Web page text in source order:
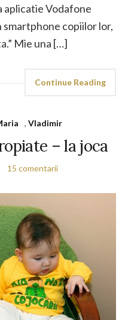
Vodafone
copiilor lor,
Mie una […]
Continue Reading
, Vladimir
– la joca
15 comentarii